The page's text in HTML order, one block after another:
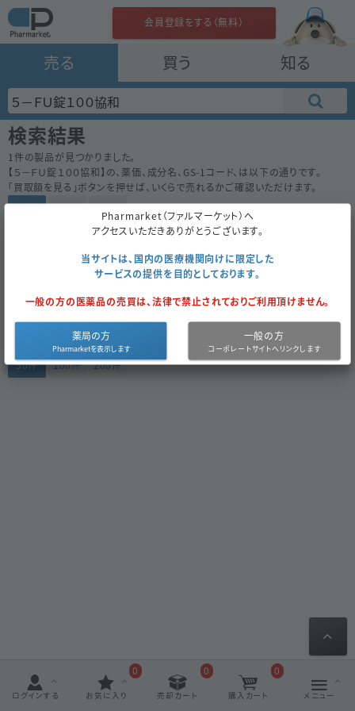
売る 買う 知る
会員登録をする（無料）
検索結果
1件の製品が見つかりました。
【 ５－ＦＵ錠１００協和】の、薬価、成分名、GS-1コード、は以下の通りです。
「買取額を見る」ボタンを押せば、いくらで売れるかご確認いただけます。
50件
100件 200件
５－ＦＵ錠１００協和
100錠（10錠×10）
協和キリン
経過措置
2021年3月まで
買取対象外
50件 100件 200件
ログインする お気に入り
0
売却カート
0
購入カート
0
メニュー
Pharmarket（ファルマーケット）へ
アクセスいただきありがとうございます。
当サイトは、国内の医療機関向けに限定した
サービスの提供を目的としております。
一般の方の医薬品の売買は、法律で禁止されておりご利用頂けません。
薬局の方 一般の方